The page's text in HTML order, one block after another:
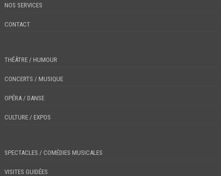
NOS SERVICES
CONTACT
THÉÂTRE / HUMOUR
CONCERTS / MUSIQUE
OPÉRA / DANSE
CULTURE / EXPOS
SPECTACLES / COMÉDIES MUSICALES
VISITES GUIDÉES